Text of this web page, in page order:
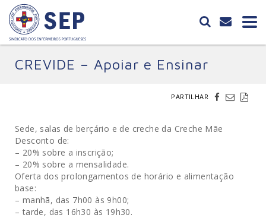
CREVIDE – Apoiar e Ensinar
PARTILHAR
Sede, salas de berçário e de creche da Creche Mãe
Desconto de:
– 20% sobre a inscrição;
– 20% sobre a mensalidade.
Oferta dos prolongamentos de horário e alimentação
base:
– manhã, das 7h00 às 9h00;
– tarde, das 16h30 às 19h30.